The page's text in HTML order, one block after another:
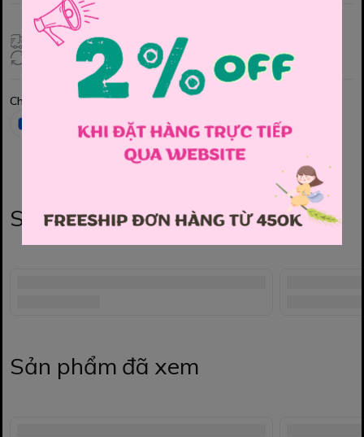
Giao hàng toàn quốc
Đổi hàng 3 ngày (HCM), 7 ngày (Tỉnh)
Chia sẻ
Sản phẩm liên quan
Sản phẩm đã xem